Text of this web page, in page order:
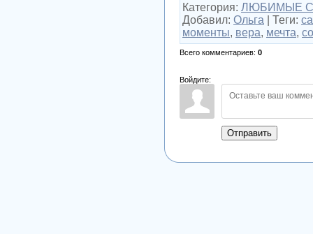
Категория: ЛЮБИМЫЕ
Добавил: Ольга Теги:
моменты, вера, мечта,
Всего комментариев: 0
Войдите:
Отправить